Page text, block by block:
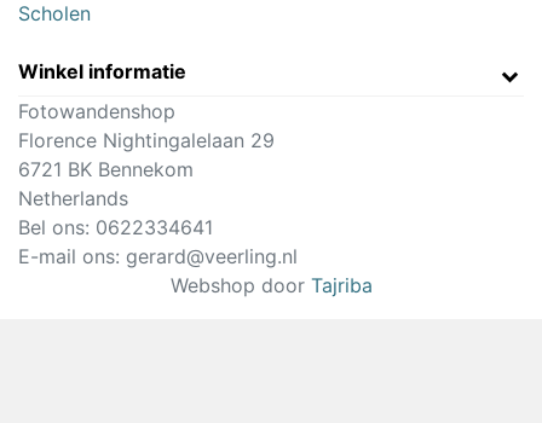
Scholen
Winkel informatie
Fotowandenshop
Florence Nightingalelaan 29
6721 BK Bennekom
Netherlands
Bel ons: 0622334641
E-mail ons: gerard@veerling.nl
Webshop door Tajriba